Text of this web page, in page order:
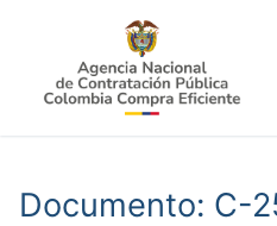
contenido
Documento: C-